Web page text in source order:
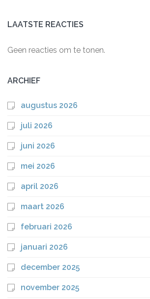
LAATSTE REACTIES
Geen reacties om te tonen.
ARCHIEF
augustus 2026
juli 2026
juni 2026
mei 2026
april 2026
maart 2026
februari 2026
januari 2026
december 2025
november 2025